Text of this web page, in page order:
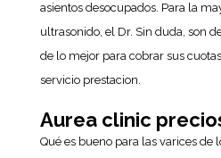
asientos desocupados. Para la
ultrasonido, el Dr. Sin duda, son
de lo mejor para cobrar sus
servicio prestacion.
Aurea clinic
Qué es bueno para las varices de